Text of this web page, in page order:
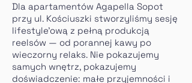
Dla apartamentów Agapella Sopot
przy ul. Kościuszki stworzyliśmy sesję
lifestyle'ową z pełną produkcją
reelsów — od porannej kawy po
wieczorny relaks. Nie pokazujemy
samych wnętrz, pokazujemy
doświadczenie: małe przyjemności i